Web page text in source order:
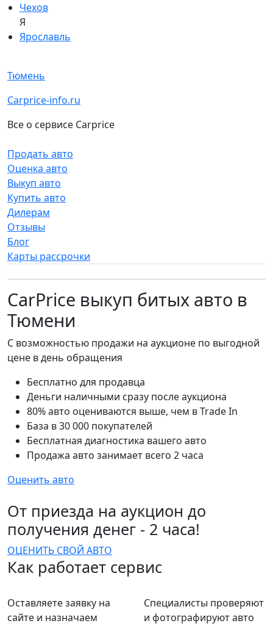
Чехов
Я
Ярославль
Тюмень
Carprice-info.ru
Все о сервисе Carprice
Продать авто
Оценка авто
Выкуп авто
Купить авто
Дилерам
Отзывы
Блог
Карты рассрочки
CarPrice выкуп битых авто в
Тюмени
С возможностью продажи на аукционе по выгодной
цене в день обращения
Бесплатно для продавца
Деньги наличными сразу после аукциона
80% авто оцениваются выше, чем в Trade In
База в 30 000 покупателей
Бесплатная диагностика вашего авто
Продажа авто занимает всего 2 часа
Оценить авто
От приезда на аукцион до
получения денег - 2 часа!
ОЦЕНИТЬ СВОЙ АВТО
Как работает сервис
Оставляете заявку на
сайте и назначаем
Специалисты проверяют
и фотографируют авто